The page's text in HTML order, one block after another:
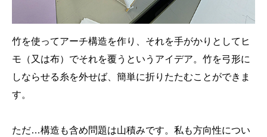
竹を使ってアーチ構造を作り、それを手がかりとしてヒ
モ（又は布）でそれを覆うというアイデア。竹を弓形に
しならせる糸を外せば、簡単に折りたたむことができま
す。
ただ…構造も含め問題は山積みです。私も方向性につい